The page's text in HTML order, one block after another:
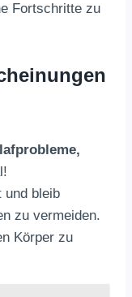
Fortschritte zu
und bleib
zu vermeiden.
Körper zu